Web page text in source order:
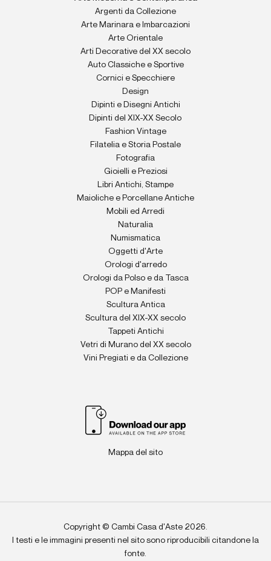
Argenti da Collezione
Arte Marinara e Imbarcazioni
Arte Orientale
Arti Decorative del XX secolo
Auto Classiche e Sportive
Cornici e Specchiere
Design
Dipinti e Disegni Antichi
Dipinti del XIX-XX Secolo
Fashion Vintage
Filatelia e Storia Postale
Fotografia
Gioielli e Preziosi
Libri Antichi, Stampe
Maioliche e Porcellane Antiche
Mobili ed Arredi
Naturalia
Numismatica
Oggetti d'Arte
Orologi d'arredo
Orologi da Polso e da Tasca
POP e Manifesti
Scultura Antica
Scultura del XIX-XX secolo
Tappeti Antichi
Vetri di Murano del XX secolo
Vini Pregiati e da Collezione
Mappa del sito
Copyright © Cambi Casa d'Aste 2026.
I testi e le immagini presenti nel sito sono riproducibili citandone la
fonte.